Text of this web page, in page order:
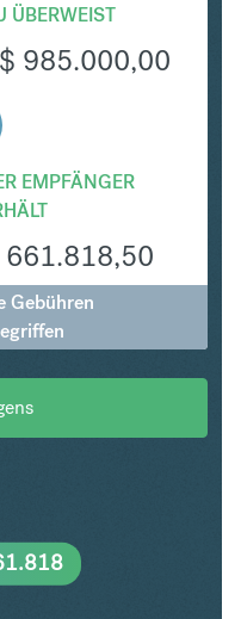
ÜBERWEIST
985.000,00
EMPFÄNGER
661.818,50
Gebühren